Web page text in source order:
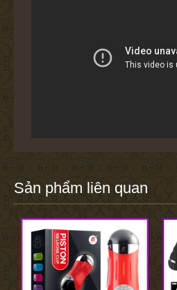
Sản phẩm liên quan